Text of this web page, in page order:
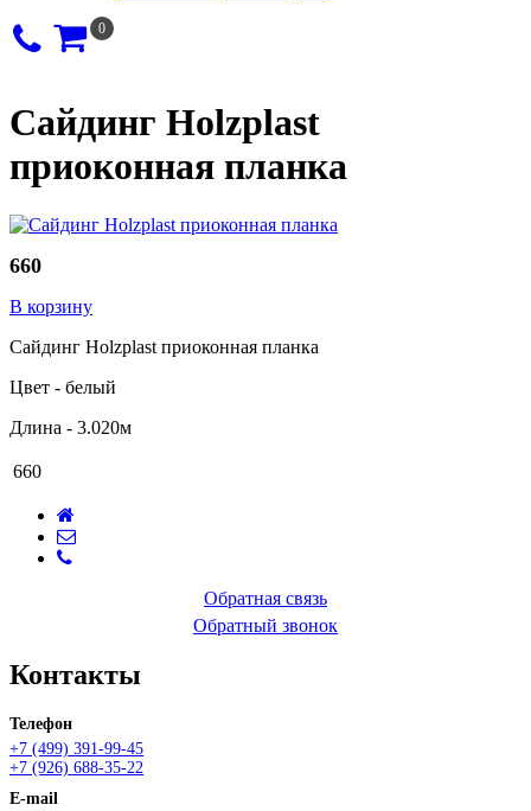
0
Сайдинг Holzplast
приоконная планка
660
В корзину
Сайдинг Holzplast приоконная планка
Цвет - белый
Длина - 3.020м
660
Обратная связь
Обратный звонок
Контакты
Телефон
+7 (499) 391-99-45
+7 (926) 688-35-22
E-mail